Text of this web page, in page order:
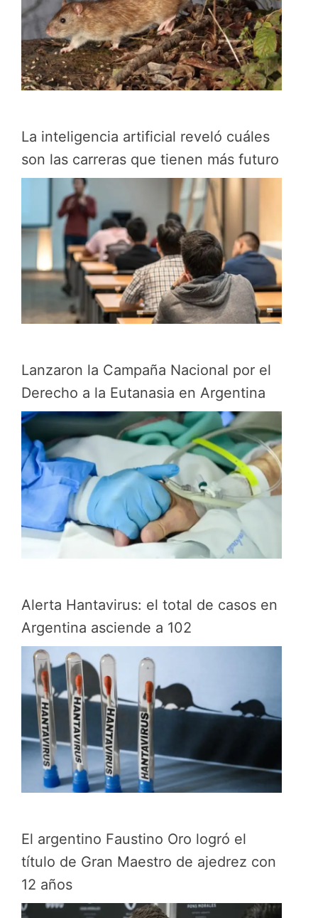
La inteligencia artificial reveló cuáles
son las carreras que tienen más futuro
Lanzaron la Campaña Nacional por el
Derecho a la Eutanasia en Argentina
Alerta Hantavirus: el total de casos en
Argentina asciende a 102
El argentino Faustino Oro logró el
título de Gran Maestro de ajedrez con
12 años